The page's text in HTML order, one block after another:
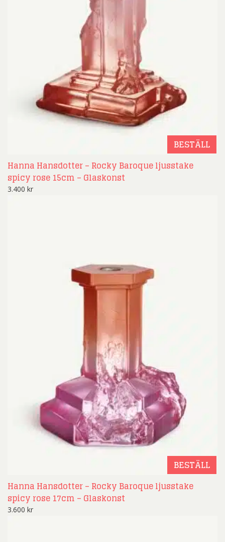
BESTÄLL
Hanna Hansdotter – Rocky Baroque ljusstake
spicy rose 15cm – Glaskonst
3.400 kr
BESTÄLL
Hanna Hansdotter – Rocky Baroque ljusstake
spicy rose 17cm – Glaskonst
3.600 kr